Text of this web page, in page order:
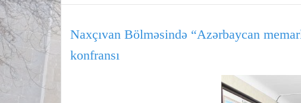
Naxçıvan Bölməsində “Azərbaycan
konfransı